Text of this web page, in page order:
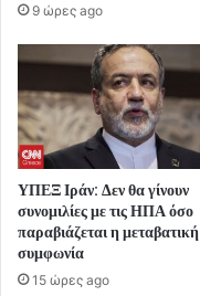
9 ώρες ago
ΥΠΕΞ Ιράν: Δεν θα γίνουν
συνομιλίες με τις ΗΠΑ όσο
παραβιάζεται η μεταβατική
συμφωνία
15 ώρες ago